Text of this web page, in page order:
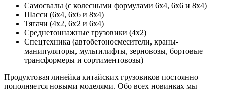
Самосвалы (с колесными формулами 6х4, 6х6 и 8х4)
Шасси (6х4, 6х6 и 8х4)
Тягачи (4х2, 6х2 и 6х4)
Среднетоннажные грузовики (4х2)
Спецтехника (автобетоносмесители, краны-
манипуляторы, мультилифты, зерновозы, бортовые
трансформеры и сортиментовозы)
Продуктовая линейка китайских грузовиков постоянно
пополняется новыми моделями. Обо всех новинках мы